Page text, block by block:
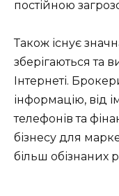
постійною
Також існує
зберігаються та
Інтернеті.
інформацію, від
телефонів та
бізнесу для
більш обізнаних